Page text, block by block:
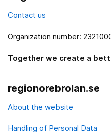
Contact us
Organization number:
Together we create a
regionorebrolan.se
About the website
Handling of Personal Data